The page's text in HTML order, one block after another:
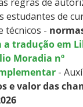
estudantes de
técnicos -
a tradução em
Moradia nº
-
e valor das